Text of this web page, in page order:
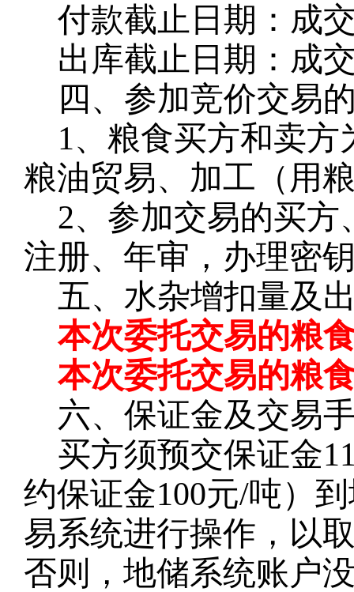
付款截止日期：成
出库截止日期：成
四、参加竞价交易
1、粮食买方和卖
粮油贸易、加工（用
2、参加交易的买
注册、年审，办理密
五、水杂增扣量及
本次委托交易的粮
本次委托交易的粮
六、保证金及交易
买方须预交保证金
约保证金100元/吨）
易系统进行操作，以
否则，地储系统账户